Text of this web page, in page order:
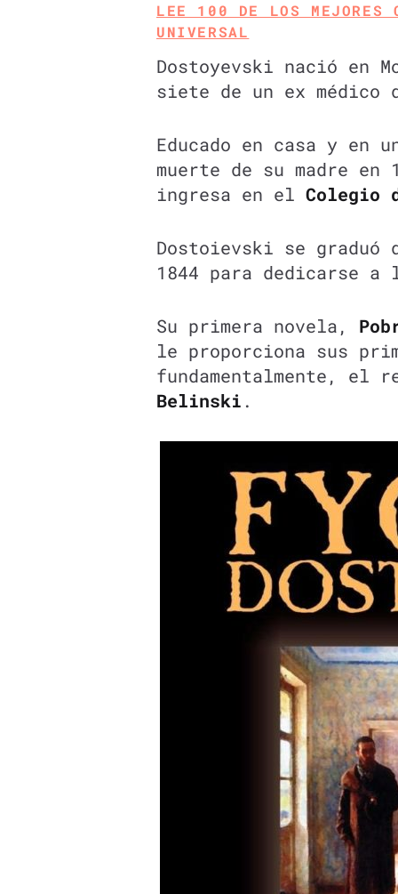
LEE 100 DE LOS MEJORES
UNIVERSAL
Dostoyevski nació en
siete de un ex
Educado en casa y en
muerte de su madre
ingresa en el Colegio
Dostoievski se
1844 para dedicarse
Su primera novela,
le proporciona sus
fundamentalmente,
Belinski .